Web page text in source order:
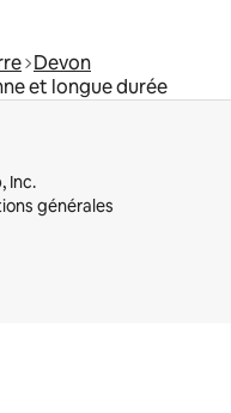
Devon
et longue durée
Inc.
générales